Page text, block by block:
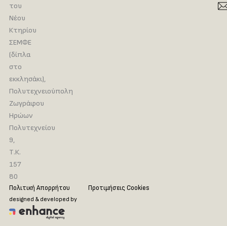
του
Νέου
Κτηρίου
ΣΕΜΦΕ
(δίπλα
στο
εκκλησάκι),
Πολυτεχνειούπολη
Ζωγράφου
Ηρώων
Πολυτεχνείου
9,
Τ.Κ.
157
80
Πολιτική Απορρήτου Προτιμήσεις Cookies
designed & developed by